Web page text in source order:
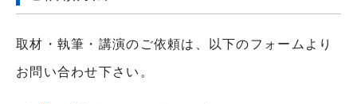
取材・執筆・講演のご依頼は、以下のフォームより
お問い合わせ下さい。